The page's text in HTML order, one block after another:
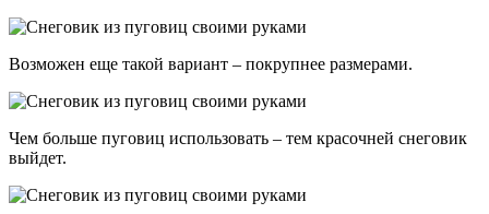
Возможен еще такой вариант – покрупнее размерами.
Чем больше пуговиц использовать – тем красочней снеговик
выйдет.